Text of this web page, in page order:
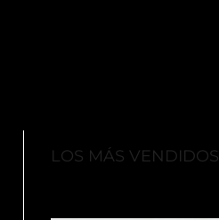
LOS MÁS VENDIDOS